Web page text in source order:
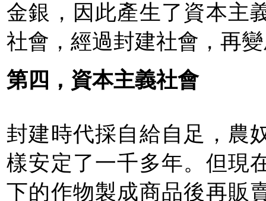
金銀，因此產生了資本主
社會，經過封建社會，再
第四，資本主義社會
封建時代採自給自足，農
樣安定了一千多年。但現
下的作物製成商品後再販